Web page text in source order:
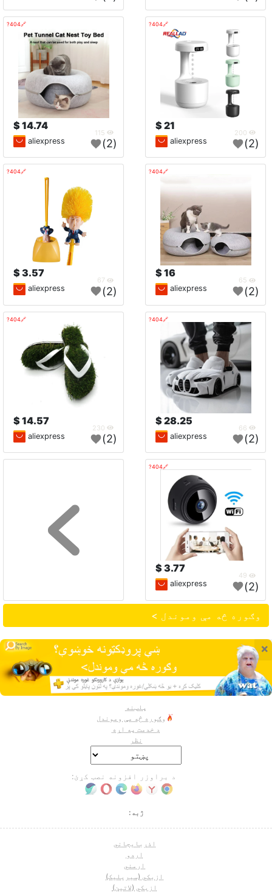
🔗404?
21 $
aliexpress (2)
🔗404?
14.74 $
aliexpress (2)
🔗404?
16 $
aliexpress (2)
🔗404?
3.57 $
aliexpress (2)
🔗404?
28.25 $
aliexpress (2)
🔗404?
14.57 $
aliexpress (2)
🔗404?
3.77 $
aliexpress (2)
وګوره څه مې وموندل >
×
پلټنه
وګوره څه مې وموندل
د خدمت په اړه
نظر
د براوزر افزونه نصب کړئ:
ژبه:
اذربايجاني
اردو
ارمني
ازبکي (سيريليک)
ازبکي (لاتین)